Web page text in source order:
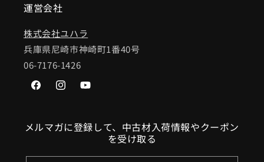
運営会社
株式会社ユハラ
兵庫県尼崎市神崎町1番40号
06-7176-1426
FacebookInstagramYouTube
メルマガに登録して、中古材入荷情報やクーポン
を受け取る